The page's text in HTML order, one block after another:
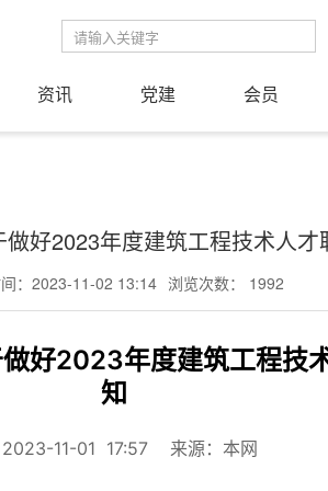
资讯 党建 会员
好2023年度建筑工程技术人
：2023-11-02 13:14 浏览次数： 1992
好2023年度建筑工程技
知
2023-11-01 17:57 来源：本网